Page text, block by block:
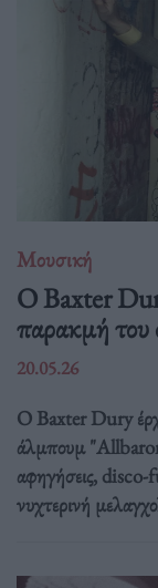
Μουσική
Ο Baxter
παρακμή
20.05.26
Ο Baxter Dury
άλμπουμ
αφηγήσεις, disco-
νυχτερινή